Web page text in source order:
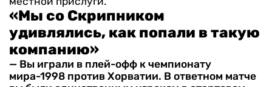
«Мы со Скрипником
удивлялись, как попали в такую
компанию»
— Вы играли в плей-офф к чемпионату
мира-1998 против Хорватии. В ответном матче